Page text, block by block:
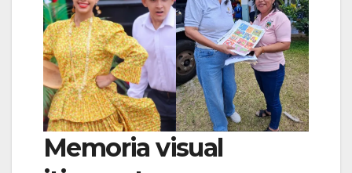
Memoria visual